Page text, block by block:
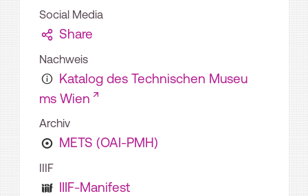
Social Media
Share
Nachweis
Katalog des Technischen Museu
ms Wien
Archiv
METS (OAI-PMH)
IIIF
IIIF-Manifest